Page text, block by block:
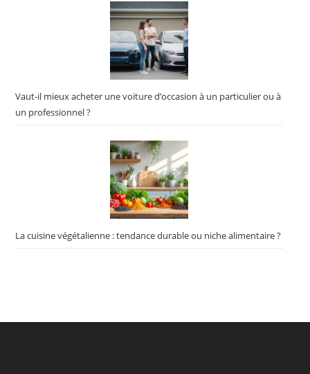
Vaut-il mieux acheter une voiture d’occasion à un particulier ou à
un professionnel ?
La cuisine végétalienne : tendance durable ou niche alimentaire ?